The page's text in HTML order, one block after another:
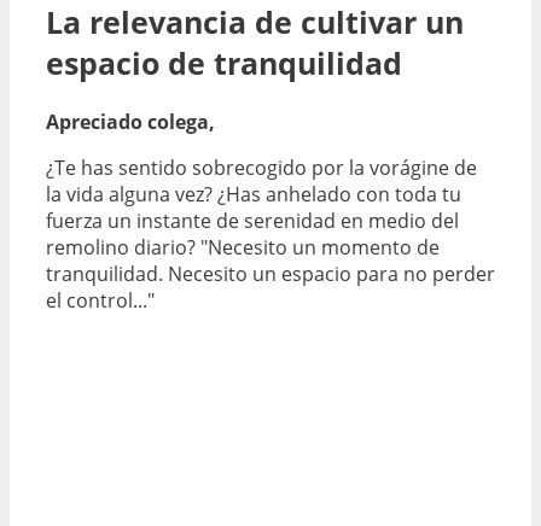
La relevancia de cultivar un
espacio de tranquilidad
Apreciado colega,
¿Te has sentido sobrecogido por la vorágine de
la vida alguna vez? ¿Has anhelado con toda tu
fuerza un instante de serenidad en medio del
remolino diario? "Necesito un momento de
tranquilidad. Necesito un espacio para no perder
el control..."